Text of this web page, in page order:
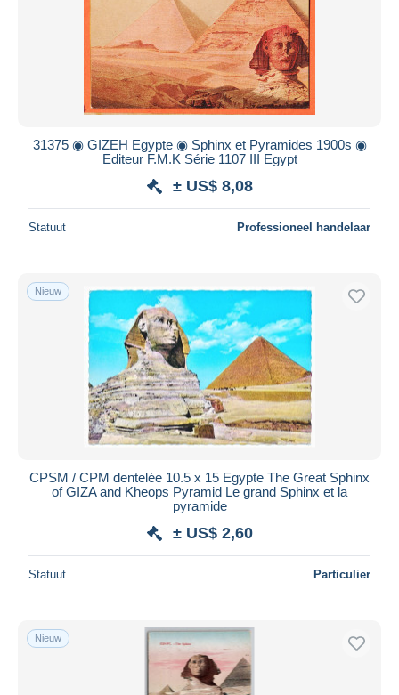
31375 ◉ GIZEH Egypte ◉ Sphinx et Pyramides 1900s ◉
Editeur F.M.K Série 1107 III Egypt
± US$ 8,08
Statuut Professioneel handelaar
Nieuw
CPSM / CPM dentelée 10.5 x 15 Egypte The Great Sphinx
of GIZA and Kheops Pyramid Le grand Sphinx et la
pyramide
± US$ 2,60
Statuut Particulier
Nieuw